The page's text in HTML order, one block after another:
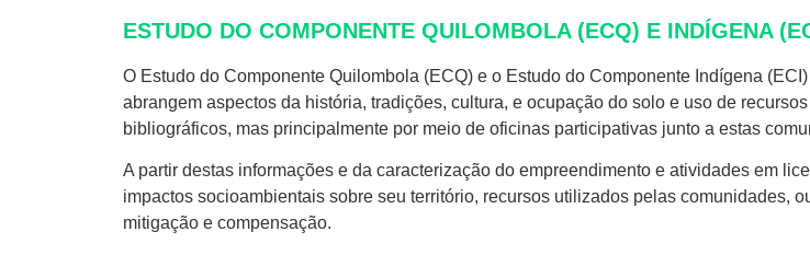
ESTUDO DO COMPONENTE QUILOMBOLA (ECQ) E INDÍGENA
O Estudo do Componente Quilombola (ECQ) e o Estudo do Componente Indígena
abrangem aspectos da história, tradições, cultura, e ocupação do solo e uso de
bibliográficos, mas principalmente por meio de oficinas participativas junto a estas
A partir destas informações e da caracterização do empreendimento e atividades em
impactos socioambientais sobre seu território, recursos utilizados pelas comunidades,
mitigação e compensação.